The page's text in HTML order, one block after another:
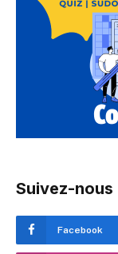
Suivez-nous
Facebook